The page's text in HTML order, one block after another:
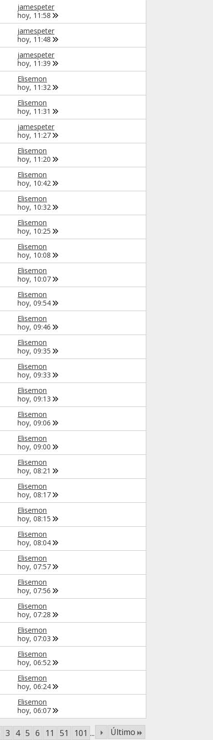
jamespeter
hoy, 11:58
jamespeter
hoy, 11:48
jamespeter
hoy, 11:39
Elisemon
hoy, 11:32
Elisemon
hoy, 11:31
jamespeter
hoy, 11:27
Elisemon
hoy, 11:20
Elisemon
hoy, 10:42
Elisemon
hoy, 10:32
Elisemon
hoy, 10:25
Elisemon
hoy, 10:08
Elisemon
hoy, 10:07
Elisemon
hoy,09:54
Elisemon
hoy,09:46
Elisemon
hoy,09:35
Elisemon
hoy,09:33
Elisemon
hoy,09:13
Elisemon
hoy,09:06
Elisemon
hoy,09:00
Elisemon
hoy,08:21
Elisemon
hoy,08:17
Elisemon
hoy,08:15
Elisemon
hoy,08:04
Elisemon
hoy,07:57
Elisemon
hoy,07:56
Elisemon
hoy,07:28
Elisemon
hoy,07:03
Elisemon
hoy,06:52
Elisemon
hoy,06:24
Elisemon
hoy,06:07
3 4 5 6 11 51 101 ... Último